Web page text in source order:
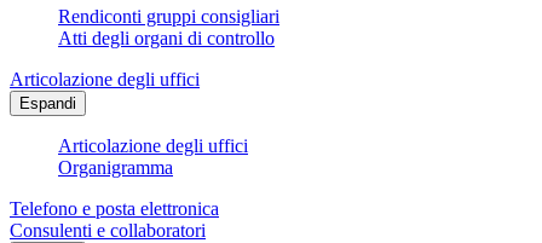
Rendiconti gruppi consigliari
Atti degli organi di controllo
Articolazione degli uffici
Espandi
Articolazione degli uffici
Organigramma
Telefono e posta elettronica
Consulenti e collaboratori